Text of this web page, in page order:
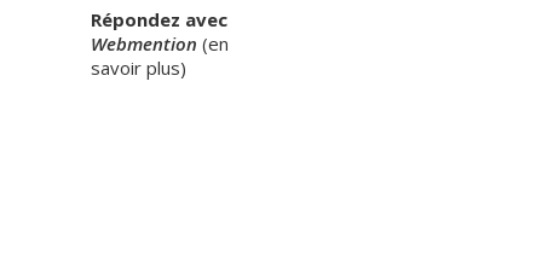
Répondez avec
Webmention (en
savoir plus)